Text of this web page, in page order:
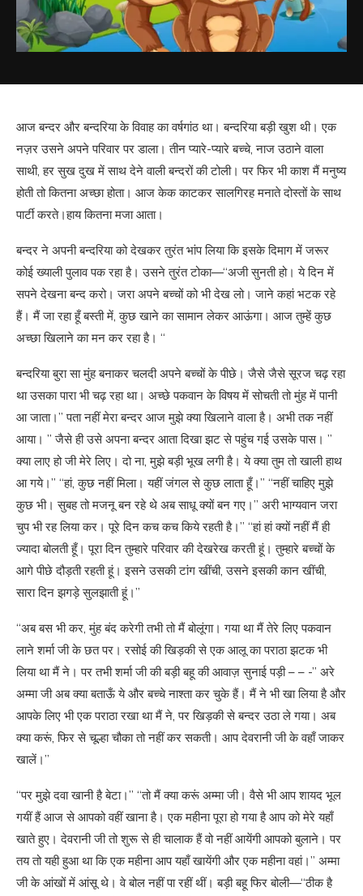
आज बन्दर और बन्दरिया के विवाह का वर्षगांठ था। बन्दरिया बड़ी खुश थी। एक
नज़र उसने अपने परिवार पर डाला। तीन प्यारे-प्यारे बच्चे, नाज उठाने वाला
साथी, हर सुख दुख में साथ देने वाली बन्दरों की टोली। पर फिर भी काश मैं मनुष्य
होती तो कितना अच्छा होता। आज केक काटकर सालगिरह मनाते दोस्तों के साथ
पार्टी करते।हाय कितना मजा आता।
बन्दर ने अपनी बन्दरिया को देखकर तुरंत भांप लिया कि इसके दिमाग में जरूर
कोई ख्याली पुलाव पक रहा है। उसने तुरंत टोका—“अजी सुनती हो। ये दिन में
सपने देखना बन्द करो। जरा अपने बच्चों को भी देख लो। जाने कहां भटक रहे
हैं। मैं जा रहा हूँ बस्ती में, कुछ खाने का सामान लेकर आऊंगा। आज तुम्हें कुछ
अच्छा खिलाने का मन कर रहा है। “
बन्दरिया बुरा सा मुंह बनाकर चलदी अपने बच्चों के पीछे। जैसे जैसे सूरज चढ़ रहा
था उसका पारा भी चढ़ रहा था। अच्छे पकवान के विषय में सोचती तो मुंह में पानी
आ जाता।” पता नहीं मेरा बन्दर आज मुझे क्या खिलाने वाला है। अभी तक नहीं
आया। ” जैसे ही उसे अपना बन्दर आता दिखा झट से पहुंच गई उसके पास। ”
क्या लाए हो जी मेरे लिए। दो ना, मुझे बड़ी भूख लगी है। ये क्या तुम तो खाली हाथ
आ गये।” “हां, कुछ नहीं मिला। यहीं जंगल से कुछ लाता हूँ।” “नहीं चाहिए मुझे
कुछ भी। सुबह तो मजनू बन रहे थे अब साधू क्यों बन गए।” अरी भाग्यवान जरा
चुप भी रह लिया कर। पूरे दिन कच कच किये रहती है।” “हां हां क्यों नहीं मैं ही
ज्यादा बोलती हूँ। पूरा दिन तुम्हारे परिवार की देखरेख करती हूं। तुम्हारे बच्चों के
आगे पीछे दौड़ती रहती हूं। इसने उसकी टांग खींची, उसने इसकी कान खींची,
सारा दिन झगड़े सुलझाती हूं।”
“अब बस भी कर, मुंह बंद करेगी तभी तो मैं बोलूंगा। गया था मैं तेरे लिए पकवान
लाने शर्मा जी के छत पर। रसोई की खिड़की से एक आलू का पराठा झटक भी
लिया था मैं ने। पर तभी शर्मा जी की बड़ी बहू की आवाज़ सुनाई पड़ी – – -” अरे
अम्मा जी अब क्या बताऊँ ये और बच्चे नाश्ता कर चुके हैं। मैं ने भी खा लिया है और
आपके लिए भी एक पराठा रखा था मैं ने, पर खिड़की से बन्दर उठा ले गया। अब
क्या करूं, फिर से चूल्हा चौका तो नहीं कर सकती। आप देवरानी जी के वहाँ जाकर
खालें।”
“पर मुझे दवा खानी है बेटा।” “तो मैं क्या करूं अम्मा जी। वैसे भी आप शायद भूल
गयीं हैं आज से आपको वहीं खाना है। एक महीना पूरा हो गया है आप को मेरे यहाँ
खाते हुए। देवरानी जी तो शुरू से ही चालाक हैं वो नहीं आयेंगी आपको बुलाने। पर
तय तो यही हुआ था कि एक महीना आप यहाँ खायेंगी और एक महीना वहां।” अम्मा
जी के आंखों में आंसू थे। वे बोल नहीं पा रहीं थीं। बड़ी बहू फिर बोली—“ठीक है